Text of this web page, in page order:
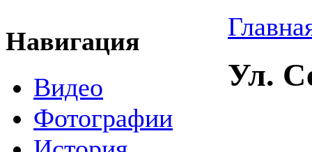
Навигация
Видео
Фотографии
Ул.